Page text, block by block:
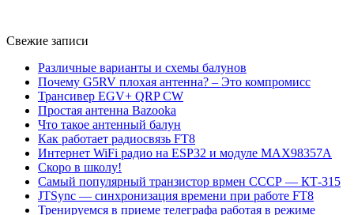
Свежие записи
Различные варианты и схемы балунов
Почему G5RV плохая антенна? – Это компромисс
Трансивер EGV+ QRP CW
Простая антенна Bazooka
Что такое антенный балун
Как работает радиосвязь FT8
Интернет WiFi радио на ESP32 и модуле MAX98357A
Скоро в школу!
Самый популярный транзистор врмен СССР — КТ-315
JTSync — синхронизация времени при работе FT8
Тренируемся в приеме телеграфа работая в режиме